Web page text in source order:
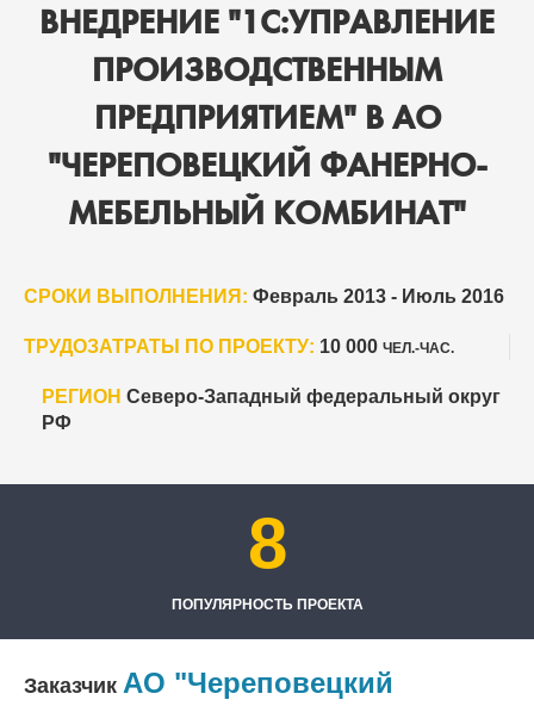
ВНЕДРЕНИЕ "1С:УПРАВЛЕНИЕ
ПРОИЗВОДСТВЕННЫМ
ПРЕДПРИЯТИЕМ" В АО
"ЧЕРЕПОВЕЦКИЙ ФАНЕРНО-
МЕБЕЛЬНЫЙ КОМБИНАТ"
СРОКИ ВЫПОЛНЕНИЯ: Февраль 2013 - Июль 2016
ТРУДОЗАТРАТЫ ПО ПРОЕКТУ: 10 000 ЧЕЛ.-ЧАС.
РЕГИОН Северо-Западный федеральный округ
РФ
8
ПОПУЛЯРНОСТЬ ПРОЕКТА
Заказчик АО "Череповецкий